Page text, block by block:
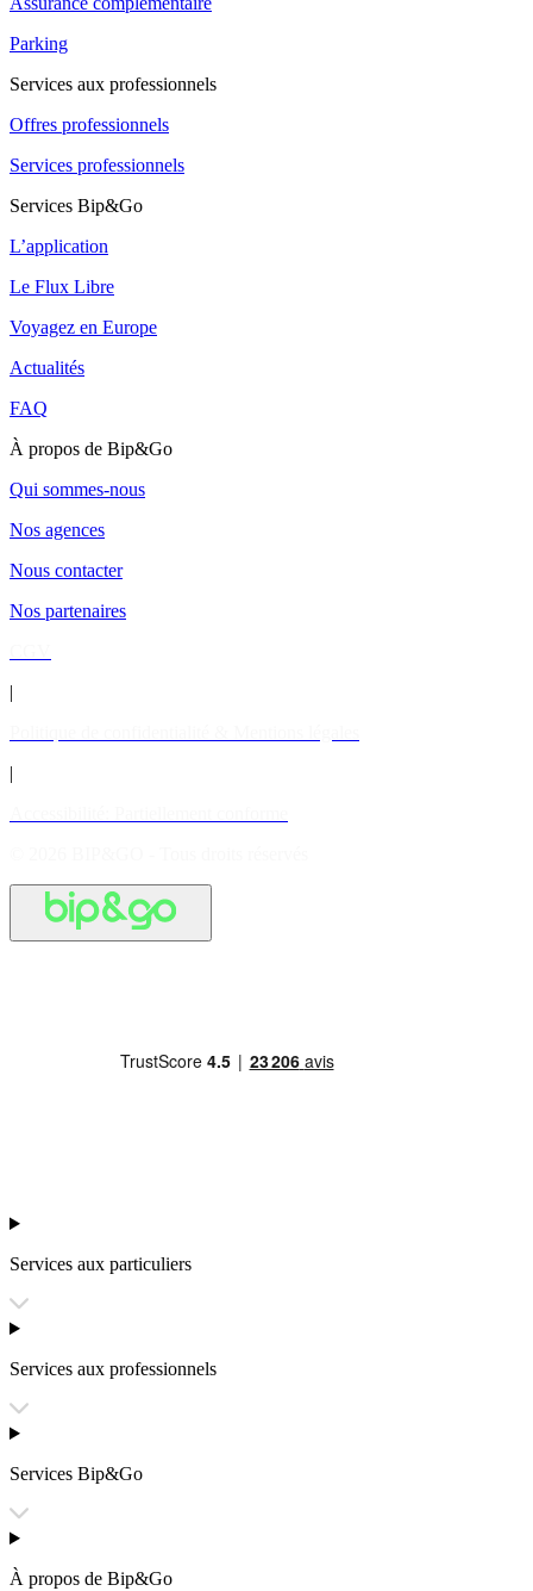
Parking
Services aux professionnels
Offres professionnels
Services professionnels
Services Bip&Go
L’application
Le Flux Libre
Voyagez en Europe
Actualités
FAQ
À propos de Bip&Go
Qui sommes-nous
Nos agences
Nous contacter
Nos partenaires
|
|
Services aux particuliers
Services aux professionnels
Services Bip&Go
À propos de Bip&Go